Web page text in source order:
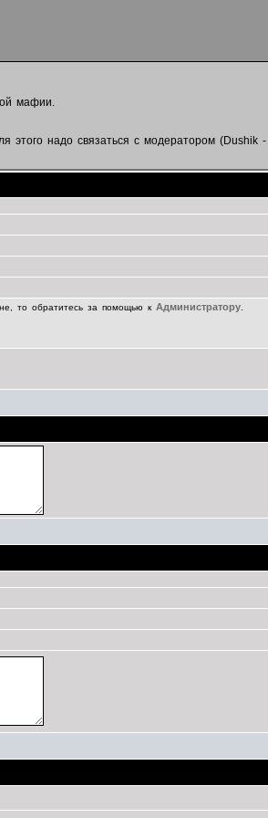
мафии.
надо связаться с модератором (Dushik
то обратитесь за помощью к Администратору